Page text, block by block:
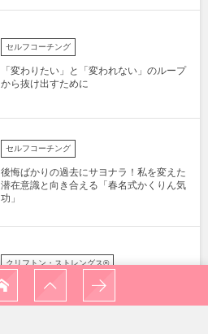
セルフコーチング
「変わりたい」と「変われない」のループ
から抜け出すために
セルフコーチング
後悔ばかりの過去にサヨナラ！私を変えた
潜在意識と向き合える「春名式かくりん気
功」
クリフトン・ストレングス®
2025年今この瞬間を味わい尽くし充実した
日々を送る